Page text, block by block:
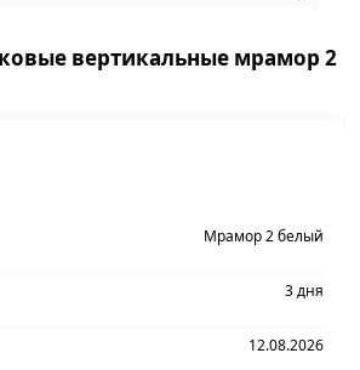
вертикальные мрамор 2
Мрамор 2 белый
3 дня
12.08.2026